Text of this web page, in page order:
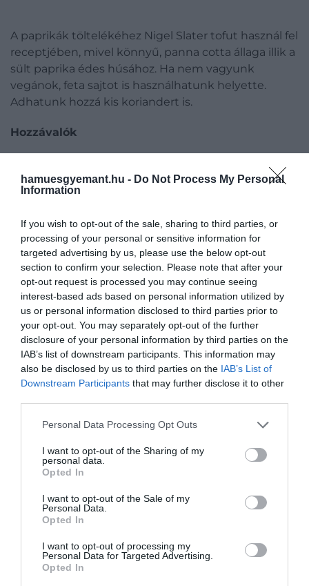
hamuesgyemant.hu - Do Not Process My Personal
Information
If you wish to opt-out of the sale, sharing to third parties, or
processing of your personal or sensitive information for
targeted advertising by us, please use the below opt-out
section to confirm your selection. Please note that after your
opt-out request is processed you may continue seeing
interest-based ads based on personal information utilized by
us or personal information disclosed to third parties prior to
your opt-out. You may separately opt-out of the further
disclosure of your personal information by third parties on the
IAB’s list of downstream participants. This information may
also be disclosed by us to third parties on the IAB’s List of
Downstream Participants that may further disclose it to other
Please note that this website/app uses one or more Google
not limited to your visit or usage behaviour. You may click to
grant or deny consent to Google and its third-party tags to
use your data for below specified purposes in below Google
consent section.
Personal Data Processing Opt Outs
I want to opt-out of the Sharing of my
personal data.
Opted In
I want to opt-out of the Sale of my
Personal Data.
Opted In
I want to opt-out of processing my
Personal Data for Targeted Advertising.
Opted In
A paprikák töltelékéhez Nigel Slater tofut használ fel
receptjében, mivel könnyű, panna cotta állaga illik a
sült paprika édes húsához. Ha nem vagyunk
vegánok, feta sajtot is használhatunk helyette.
Adhatunk hozzá kis koriandert is.
Hozzávalók
500 g tofu
250 g meggyparadicsom
10 darab zöld olajbogyó
10 szál metélõhagyma
2 evőkanál petrezselyem (apróra vágva)
Elkészítés
1. Állítsuk a sütőt 200 Celsius-fokra. A paprikákat
felezzük el és magozzuk ki. Tegyük őket vágott
oldalával felfelé egy tepsibe vagy sütőformába.
2. A tofut oszlassuk el egyenletesen a paprikákban.
A meggyparadicsomokat vágjuk ketté és tegyük a
paprikákba a tofuval együtt. Öntsük az olívaolaj egy
borssal és kevés sóval.
nem puhulnak.
4. Az olajbogyót vágjuk apró durva darabokra, majd
helyezzük őket egy keverőtálba. A snidlinget vágjuk
apróra és keverjük össze az olajbogyóval.